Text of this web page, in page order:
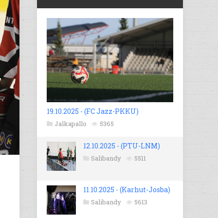
19.10.2025 - (FC Jazz-PKKU)
Jalkapallo 5365
12.10.2025 - (PTU-LNM)
Salibandy 5511
11.10.2025 - (Karhut-Josba)
Salibandy 5613